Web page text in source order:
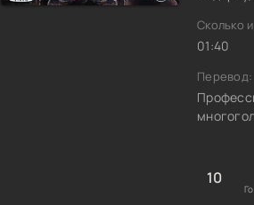
Сколько
01:40
Перевод:
10